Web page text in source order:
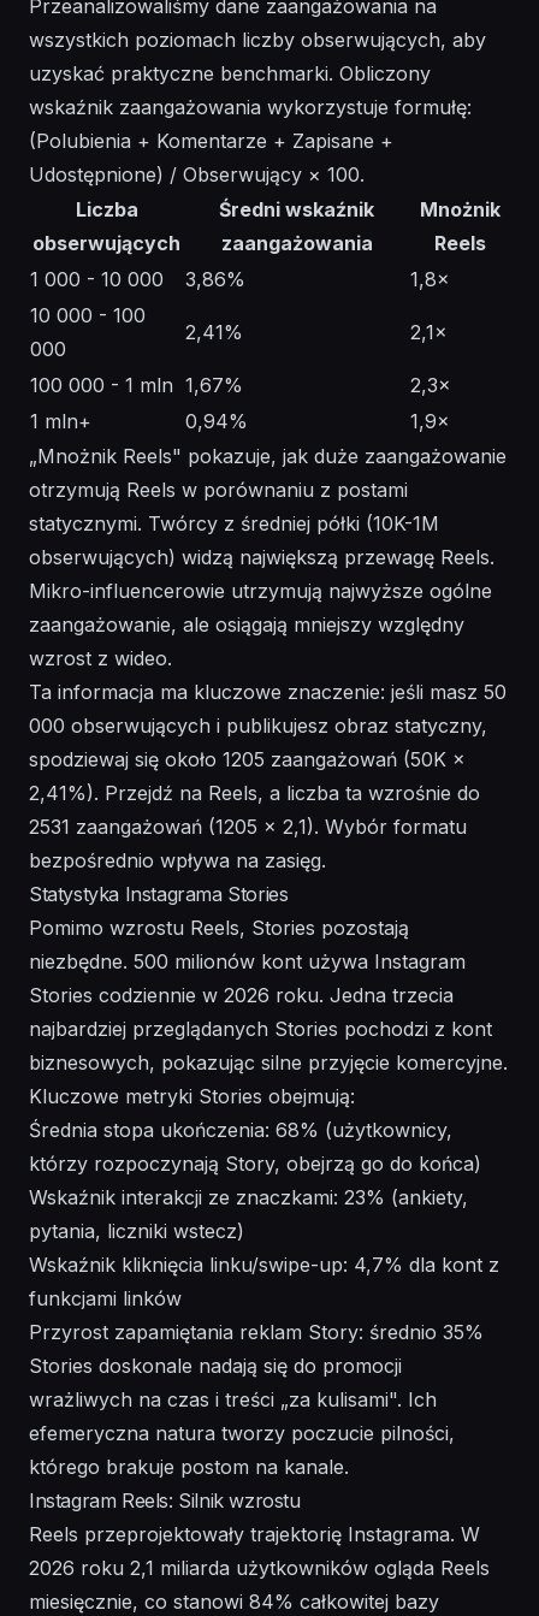
Przeanalizowaliśmy dane zaangażowania na
wszystkich poziomach liczby obserwujących, aby
uzyskać praktyczne benchmarki. Obliczony
wskaźnik zaangażowania wykorzystuje formułę:
(Polubienia + Komentarze + Zapisane +
Udostępnione) / Obserwujący × 100.
Liczba
obserwujących
Średni wskaźnik
zaangażowania
Mnożnik
Reels
1 000 - 10 000
3,86%
1,8×
10 000 - 100
000
2,41% 2,1×
100 000 - 1 mln 1,67%
2,3×
1 mln+
0,94%
1,9×
„Mnożnik Reels" pokazuje, jak duże zaangażowanie
otrzymują Reels w porównaniu z postami
statycznymi. Twórcy z średniej półki (10K-1M
obserwujących) widzą największą przewagę Reels.
Mikro-influencerowie utrzymują najwyższe ogólne
zaangażowanie, ale osiągają mniejszy względny
wzrost z wideo.
Ta informacja ma kluczowe znaczenie: jeśli masz 50
000 obserwujących i publikujesz obraz statyczny,
spodziewaj się około 1205 zaangażowań (50K ×
2,41%). Przejdź na Reels, a liczba ta wzrośnie do
2531 zaangażowań (1205 × 2,1). Wybór formatu
bezpośrednio wpływa na zasięg.
Statystyka Instagrama Stories
Pomimo wzrostu Reels, Stories pozostają
niezbędne. 500 milionów kont używa Instagram
Stories codziennie w 2026 roku. Jedna trzecia
najbardziej przeglądanych Stories pochodzi z kont
biznesowych, pokazując silne przyjęcie komercyjne.
Kluczowe metryki Stories obejmują:
Średnia stopa ukończenia: 68% (użytkownicy,
którzy rozpoczynają Story, obejrzą go do końca)
Wskaźnik interakcji ze znaczkami: 23% (ankiety,
pytania, liczniki wstecz)
Wskaźnik kliknięcia linku/swipe-up: 4,7% dla kont z
funkcjami linków
Przyrost zapamiętania reklam Story: średnio 35%
Stories doskonale nadają się do promocji
wrażliwych na czas i treści „za kulisami". Ich
efemeryczna natura tworzy poczucie pilności,
którego brakuje postom na kanale.
Instagram Reels: Silnik wzrostu
Reels przeprojektowały trajektorię Instagrama. W
2026 roku 2,1 miliarda użytkowników ogląda Reels
miesięcznie, co stanowi 84% całkowitej bazy